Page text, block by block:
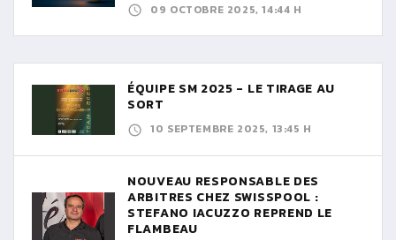
09 OCTOBRE 2025, 14:44 H
ÉQUIPE SM 2025 - LE TIRAGE AU
SORT
10 SEPTEMBRE 2025, 13:45 H
NOUVEAU RESPONSABLE DES
ARBITRES CHEZ SWISSPOOL :
STEFANO IACUZZO REPREND LE
FLAMBEAU